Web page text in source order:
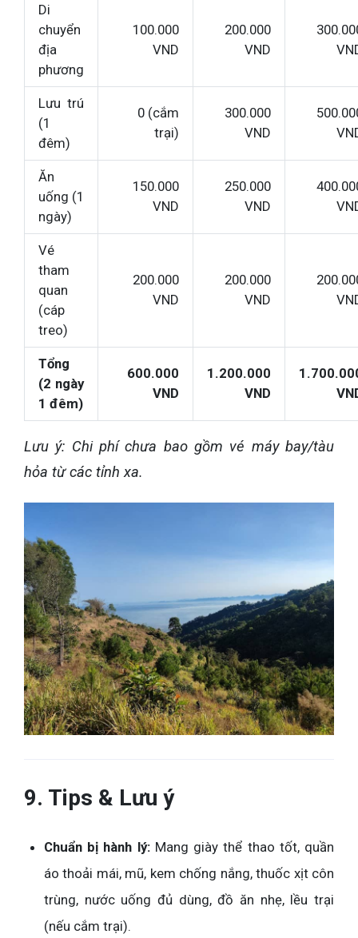
Di
chuyển
địa
phương
100.000
VND
200.000
VND
Lưu trú
(1
đêm)
0 (cắm
trại)
300.000
VND
Ăn
uống (1
ngày)
150.000
VND
250.000
VND
Vé
tham
quan
(cáp
treo)
200.000
VND
200.000
VND
Tổng
(2 ngày
1 đêm)
600.000
VND
1.200.000
VND
Lưu ý: Chi phí chưa bao gồm vé máy bay/tàu
hỏa từ các tỉnh xa.
9. Tips & Lưu ý
Chuẩn bị hành lý:Mang giày thể thao tốt, quần
áo thoải mái, mũ, kem chống nắng, thuốc xịt côn
trùng, nước uống đủ dùng, đồ ăn nhẹ, lều trại
(nếu cắm trại).